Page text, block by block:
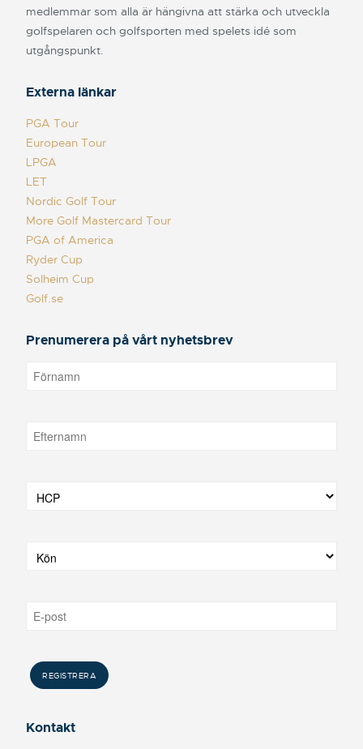
medlemmar som alla är hängivna att stärka och utveckla
golfspelaren och golfsporten med spelets idé som
utgångspunkt.
Externa länkar
PGA Tour
European Tour
LPGA
LET
Nordic Golf Tour
More Golf Mastercard Tour
PGA of America
Ryder Cup
Solheim Cup
Golf.se
Prenumerera på vårt nyhetsbrev
Kontakt